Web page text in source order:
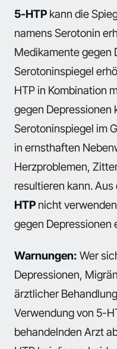
5-HTP kann die
namens Serotonin
Medikamente gegen
Serotoninspiegel
HTP in Kombination
gegen Depressionen
Serotoninspiegel im
in ernsthaften
Herzproblemen,
resultieren kann.
HTP nicht
gegen Depressionen
Warnungen: Wer
Depressionen,
ärztlicher
Verwendung von 5-
behandelnden Arzt